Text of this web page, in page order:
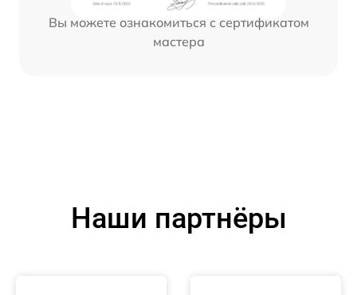
Вы можете ознакомиться с сертификатом
мастера
Наши партнёры